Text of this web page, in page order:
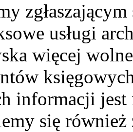
usługi
więcej
informacji jest
się